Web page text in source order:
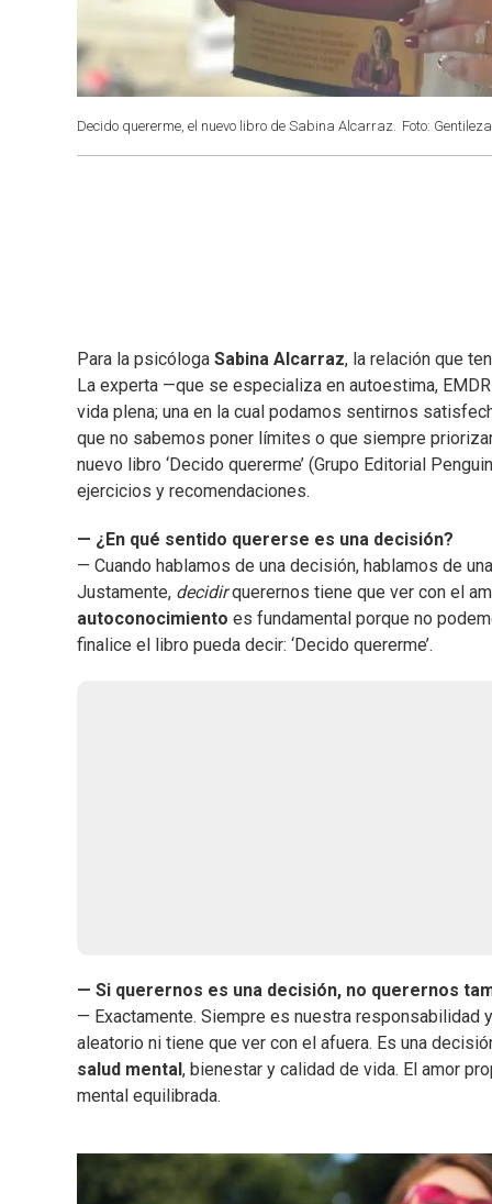
Decido quererme, el nuevo libro de Sabina Alcarraz. Foto: Gentileza
Para la psicóloga Sabina Alcarraz, la relación que
La experta —que se especializa en autoestima,
vida plena; una en la cual podamos sentirnos
que no sabemos poner límites o que siempre
nuevo libro ‘Decido quererme’ (Grupo Editorial
ejercicios y recomendaciones.
— ¿En qué sentido quererse es una decisión?
— Cuando hablamos de una decisión, hablamos de
Justamente, decidirquerernos tiene que ver con el
autoconocimiento es fundamental porque no
finalice el libro pueda decir: ‘Decido quererme’.
— Si querernos es una decisión, no querernos
— Exactamente. Siempre es nuestra responsabilidad
aleatorio ni tiene que ver con el afuera. Es una
salud mental , bienestar y calidad de vida. El amor
mental equilibrada.